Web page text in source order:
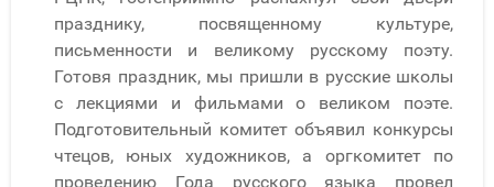
празднику, посвященному культуре,
письменности и великому русскому поэту.
Готовя праздник, мы пришли в русские школы
с лекциями и фильмами о великом поэте.
Подготовительный комитет объявил конкурсы
чтецов, юных художников, а оргкомитет по
проведению Года русского языка провел